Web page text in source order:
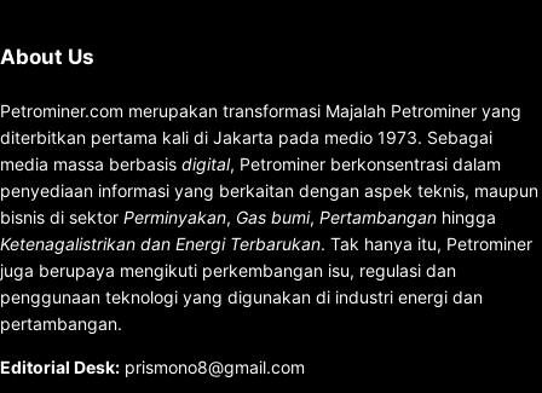
About Us
Petrominer.com merupakan transformasi Majalah Petrominer yang
diterbitkan pertama kali di Jakarta pada medio 1973. Sebagai
media massa berbasis digital, Petrominer berkonsentrasi dalam
penyediaan informasi yang berkaitan dengan aspek teknis, maupun
bisnis di sektor Perminyakan, Gas bumi, Pertambangan hingga
Ketenagalistrikan dan Energi Terbarukan. Tak hanya itu, Petrominer
juga berupaya mengikuti perkembangan isu, regulasi dan
penggunaan teknologi yang digunakan di industri energi dan
pertambangan.
Editorial Desk: prismono8@gmail.com